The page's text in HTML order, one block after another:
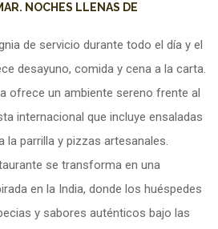
NOCHES LLENAS DE
de servicio durante todo el día y el
desayuno, comida y cena a la carta.
ofrece un ambiente sereno frente al
internacional que incluye ensaladas
la parrilla y pizzas artesanales.
se transforma en una
en la India, donde los huéspedes
y sabores auténticos bajo las